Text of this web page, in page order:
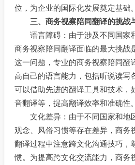
位，为企业的国际化发展奠定基础。
三、商务视察陪同翻译的挑战
语言障碍：由于涉及不同国家
商务视察陪同翻译面临的最大挑战
这一问题，专业的商务视察陪同翻
高自己的语言能力，包括听说读写
可以借助先进的翻译工具和技术，
音翻译等，提高翻译效率和准确性。
文化差异：由于不同国家和地
观念、风俗习惯等存在差异，商务
翻译过程中注意跨文化沟通技巧，
惯。为提高跨文化交流能力，商务